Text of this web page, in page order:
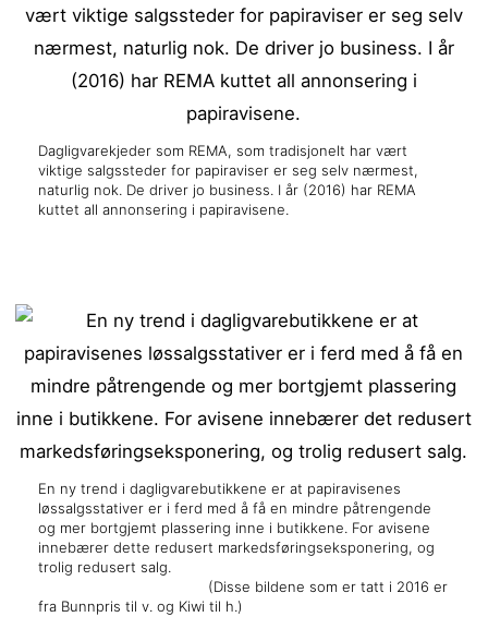
Dagligvarekjeder som REMA, som tradisjonelt har vært
viktige salgssteder for papiraviser er seg selv nærmest,
naturlig nok. De driver jo business. I år (2016) har REMA
kuttet all annonsering i papiravisene.
En ny trend i dagligvarebutikkene er at papiravisenes
løssalgsstativer er i ferd med å få en mindre påtrengende
og mer bortgjemt plassering inne i butikkene. For avisene
innebærer dette redusert markedsføringseksponering, og
trolig redusert salg.
(Disse bildene som er tatt i 2016 er
fra Bunnpris til v. og Kiwi til h.)